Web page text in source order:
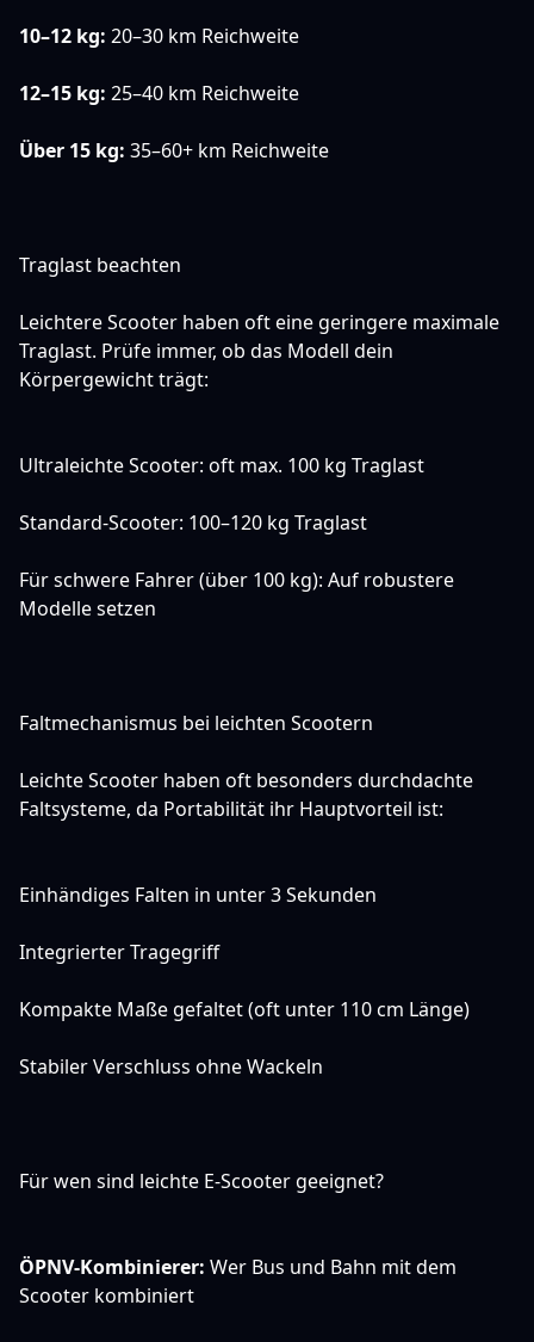
10–12 kg: 20–30 km Reichweite
12–15 kg: 25–40 km Reichweite
Über 15 kg: 35–60+ km Reichweite
Traglast beachten
Leichtere Scooter haben oft eine geringere maximale
Traglast. Prüfe immer, ob das Modell dein
Körpergewicht trägt:
Ultraleichte Scooter: oft max. 100 kg Traglast
Standard-Scooter: 100–120 kg Traglast
Für schwere Fahrer (über 100 kg): Auf robustere
Modelle setzen
Faltmechanismus bei leichten Scootern
Leichte Scooter haben oft besonders durchdachte
Faltsysteme, da Portabilität ihr Hauptvorteil ist:
Einhändiges Falten in unter 3 Sekunden
Integrierter Tragegriff
Kompakte Maße gefaltet (oft unter 110 cm Länge)
Stabiler Verschluss ohne Wackeln
Für wen sind leichte E-Scooter geeignet?
ÖPNV-Kombinierer: Wer Bus und Bahn mit dem
Scooter kombiniert